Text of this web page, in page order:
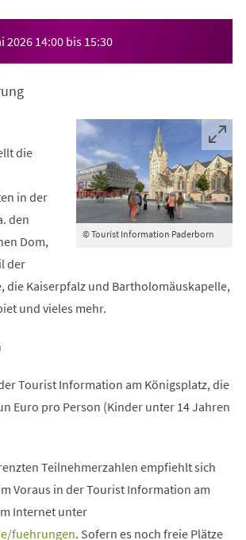
2026 14:00 bis 15:30
© Tourist Information Paderborn
die
in der
den
Dom,
der
die Kaiserpfalz und Bartholomäuskapelle,
und vieles mehr.
Tourist Information am Königsplatz, die
Euro pro Person (Kinder unter 14 Jahren
Teilnehmerzahlen empfiehlt sich
Voraus in der Tourist Information am
Internet unter
fuehrungen. Sofern es noch freie Plätze